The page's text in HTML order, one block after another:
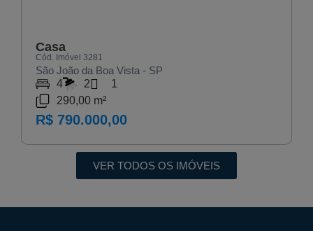
Casa
Cód. Imóvel 3281
São João da Boa Vista - SP
4
2
1
290,00 m²
R$ 790.000,00
VER TODOS OS IMÓVEIS